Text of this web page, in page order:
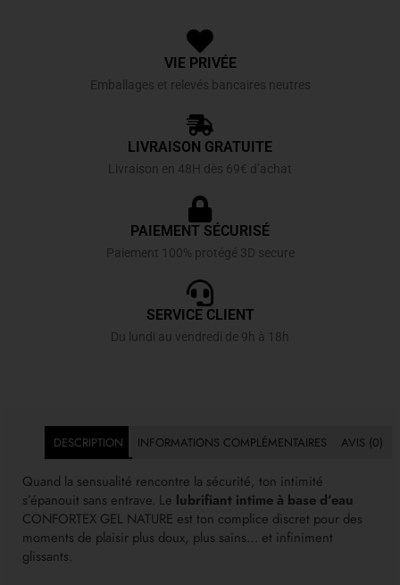
VIE PRIVÉE
Emballages et relevés bancaires neutres
LIVRAISON GRATUITE
Livraison en 48H dès 69€ d’achat
PAIEMENT SÉCURISÉ
Paiement 100% protégé 3D secure
SERVICE CLIENT
Du lundi au vendredi de 9h à 18h
DESCRIPTION INFORMATIONS COMPLÉMENTAIRES AVIS (0)
Quand la sensualité rencontre la sécurité, ton intimité
s’épanouit sans entrave. Le lubrifiant intime à base d’eau
CONFORTEX GEL NATURE est ton complice discret pour des
moments de plaisir plus doux, plus sains… et infiniment
glissants.